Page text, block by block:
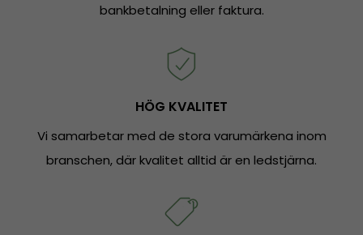
bankbetalning eller faktura.
HÖG KVALITET
Vi samarbetar med de stora varumärkena inom
branschen, där kvalitet alltid är en ledstjärna.